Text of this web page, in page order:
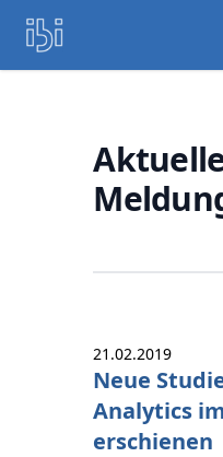
21.02.2019
Neue
Analytics
erschienen